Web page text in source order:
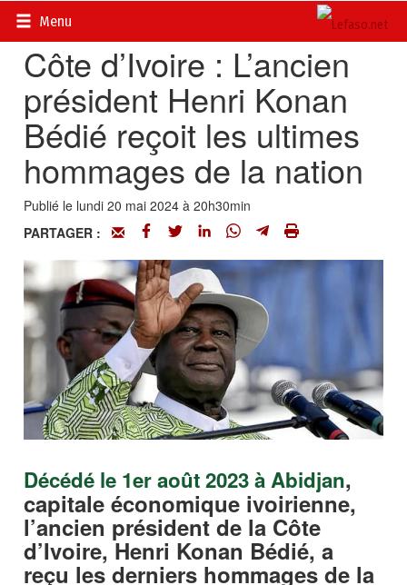
Menu
Accueil>
Côte d’Ivoire : L’ancien
président Henri Konan
Bédié reçoit les ultimes
hommages de la nation
Publié le lundi 20 mai 2024 à 20h30min
PARTAGER :
Décédé le 1er août 2023 à Abidjan,
capitale économique ivoirienne,
l’ancien président de la Côte
d’Ivoire, Henri Konan Bédié, a
reçu les derniers hommages de la